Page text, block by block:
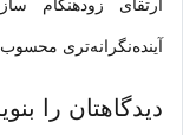
آینده‌نگرانه‌تری
دیدگاهتان را